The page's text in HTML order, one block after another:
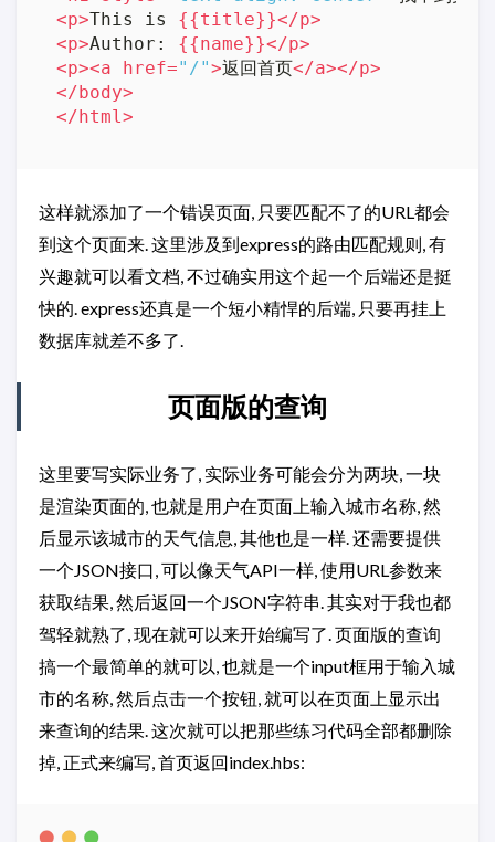
<p>This is {{title}}</p>
<p>Author: {{name}}</p>
<p><a href="/">返回首页</a></p>
</body>
</html>
这样就添加了一个错误页面, 只要匹配不了的URL都会
到这个页面来. 这里涉及到express的路由匹配规则, 有
兴趣就可以看文档, 不过确实用这个起一个后端还是挺
快的. express还真是一个短小精悍的后端, 只要再挂上
数据库就差不多了.
页面版的查询
这里要写实际业务了, 实际业务可能会分为两块, 一块
是渲染页面的, 也就是用户在页面上输入城市名称, 然
后显示该城市的天气信息, 其他也是一样. 还需要提供
一个JSON接口, 可以像天气API一样, 使用URL参数来
获取结果, 然后返回一个JSON字符串. 其实对于我也都
驾轻就熟了, 现在就可以来开始编写了. 页面版的查询
搞一个最简单的就可以, 也就是一个input框用于输入城
市的名称, 然后点击一个按钮, 就可以在页面上显示出
来查询的结果. 这次就可以把那些练习代码全部都删除
掉, 正式来编写, 首页返回index.hbs: